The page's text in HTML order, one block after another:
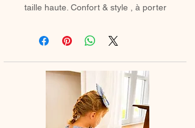
taille haute. Confort & style , à porter
♡ Petit Bloomer entièrement réalisé à
♡ Le délai de fabrication est de 7 à
28 jours ouvrés selon les commandes
♡ Lavage à la main ou en machine